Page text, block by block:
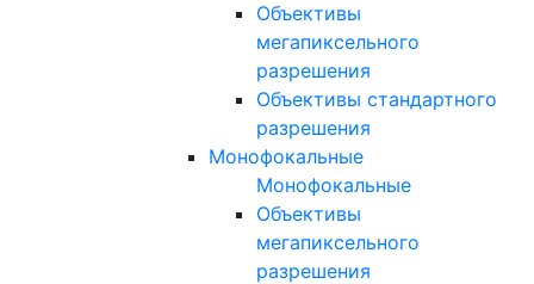
Объективы
мегапиксельного
разрешения
Объективы стандартного
разрешения
Монофокальные
Монофокальные
Объективы
мегапиксельного
разрешения